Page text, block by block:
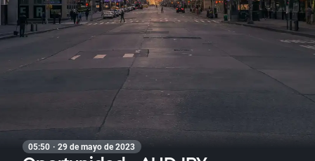
05:50 · 29 de mayo de 2023